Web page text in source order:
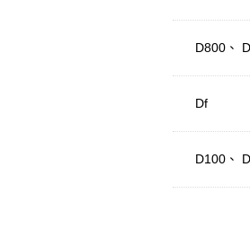
D800、
Df
D100、